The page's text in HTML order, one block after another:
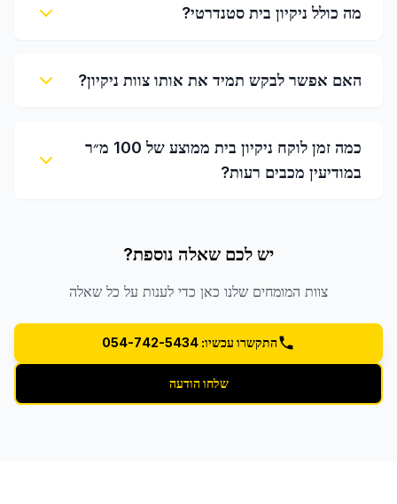
מה כולל ניקיון בית סטנדרטי?
האם אפשר לבקש תמיד את אותו צוות ניקיון?
כמה זמן לוקח ניקיון בית ממוצע של 100 מ״ר
במודיעין מכבים רעות?
יש לכם שאלה נוספת?
צוות המומחים שלנו כאן כדי לענות על כל שאלה
התקשרו עכשיו: 054-742-5434
שלחו הודעה